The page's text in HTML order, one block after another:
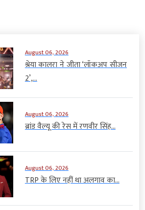
August 06, 2026
श्रेया कालरा ने जीता ‘लॉकअप सीजन
2’,...
August 06, 2026
ब्रांड वैल्यू की रेस में रणवीर सिंह...
August 06, 2026
TRP के लिए नहीं था अलगाव का...